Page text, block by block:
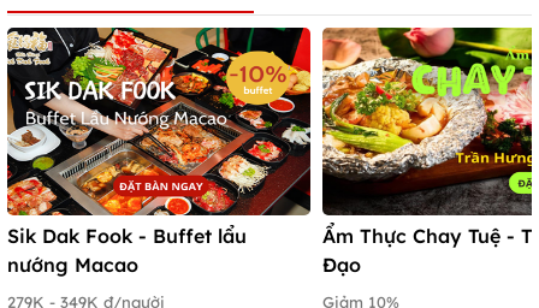
Sik Dak Fook - Buffet lẩu
nướng Macao
279K - 349K đ/người
Ẩm Thực Chay Tuệ -
Đạo
Giảm 10%